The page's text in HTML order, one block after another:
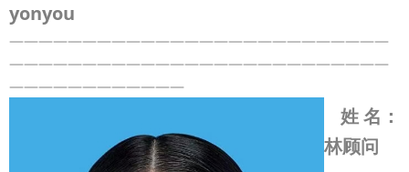
yonyou
——————————————————————————
——————————————————————————
————————————
姓 名 ：
林顾问